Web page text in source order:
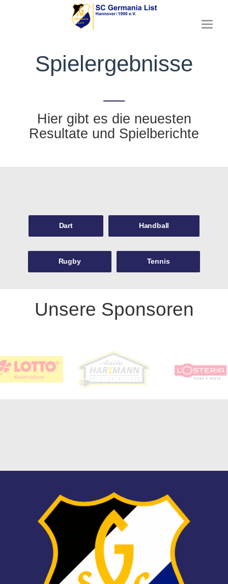
T
Spielergebnisse
Hier gibt es die neuesten
Resultate und Spielberichte
Dart Handball
Rugby Tennis
Unsere Sponsoren